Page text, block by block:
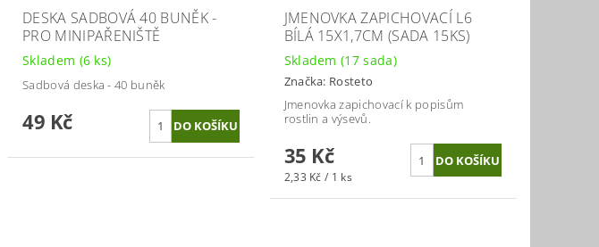
DESKA SADBOVÁ 40 BUNĚK -
PRO MINIPAŘENIŠTĚ
Skladem (6 ks)
Sadbová deska - 40 buněk
49 Kč
JMENOVKA ZAPICHOVACÍ L6
BÍLÁ 15X1,7CM (SADA 15KS)
Skladem(17 sada)
Značka: Rosteto
Jmenovka zapichovací k popisům
rostlin a výsevů.
35 Kč
2,33 Kč / 1 ks